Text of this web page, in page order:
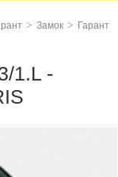
> Замок > Гарант
1.L -